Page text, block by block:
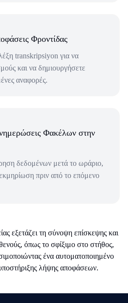
Φροντίδας
transkripsiyon για να
και να δημιουργήσετε
αναφορές.
Φακέλων στην
δεδομένων μετά το ωράριο,
πριν από το επόμενο